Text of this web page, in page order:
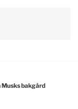
Musks bakgård